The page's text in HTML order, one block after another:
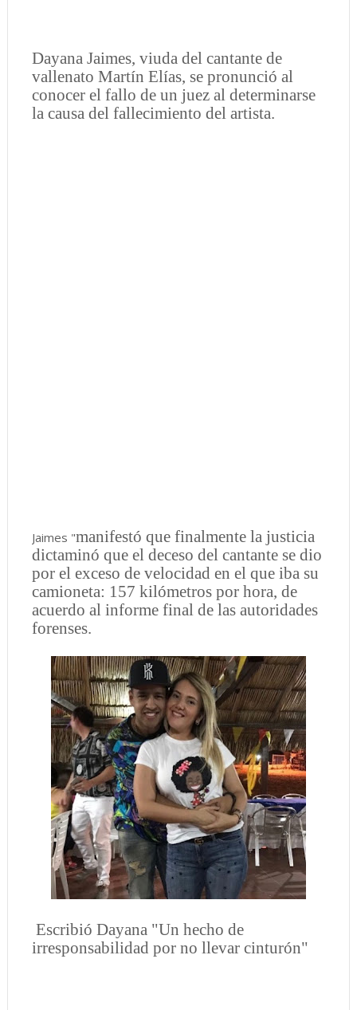
Dayana Jaimes, viuda del cantante de
vallenato Martín Elías, se pronunció al
conocer el fallo de un juez al determinarse
la causa del fallecimiento del artista.
Jaimes "manifestó que finalmente la justicia
dictaminó que el deceso del cantante se dio
por el exceso de velocidad en el que iba su
camioneta: 157 kilómetros por hora, de
acuerdo al informe final de las autoridades
forenses.
Escribió Dayana "Un hecho de
irresponsabilidad por no llevar cinturón"